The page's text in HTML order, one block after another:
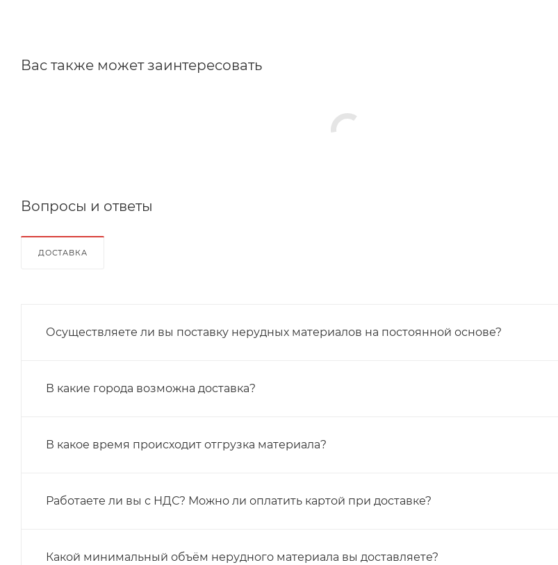
Вас также может заинтересовать
Вопросы и ответы
ДОСТАВКА
Осуществляете ли вы поставку нерудных материалов на постоянной основе?
В какие города возможна доставка?
В какое время происходит отгрузка материала?
Работаете ли вы с НДС? Можно ли оплатить картой при доставке?
Какой минимальный объём нерудного материала вы доставляете?